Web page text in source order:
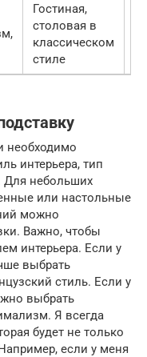
Гостиная,
столовая в
классическом
стиле
необходимо
интерьера, тип
Для небольших
или настольные
можно
Важно, чтобы
интерьера. Если у
выбрать
стиль. Если у
выбрать
Я всегда
будет не только
если у меня